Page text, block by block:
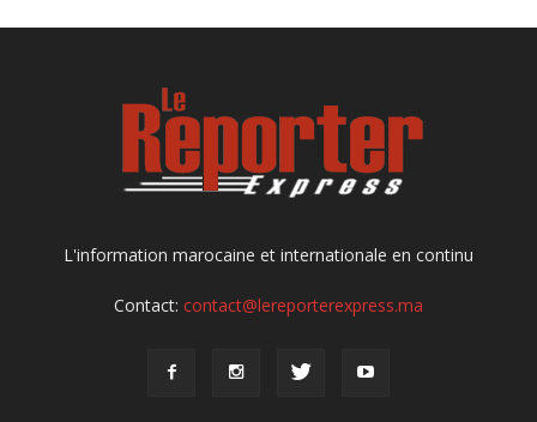
L'information marocaine et internationale en continu
Contact: contact@lereporterexpress.ma